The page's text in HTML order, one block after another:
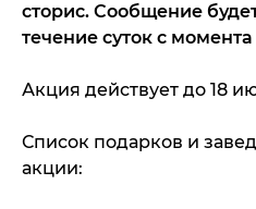
сторис. Сообщение
течение суток с
Акция действует до 18
Список подарков и
акции: